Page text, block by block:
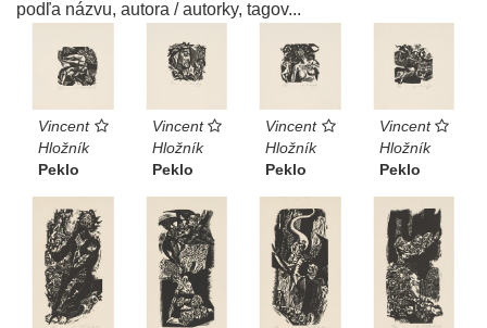
podľa názvu, autora / autorky, tagov...
Vincent
Hložník
Peklo
Vincent
Hložník
Peklo
Vincent
Hložník
Peklo
Vincent
Hložník
Peklo